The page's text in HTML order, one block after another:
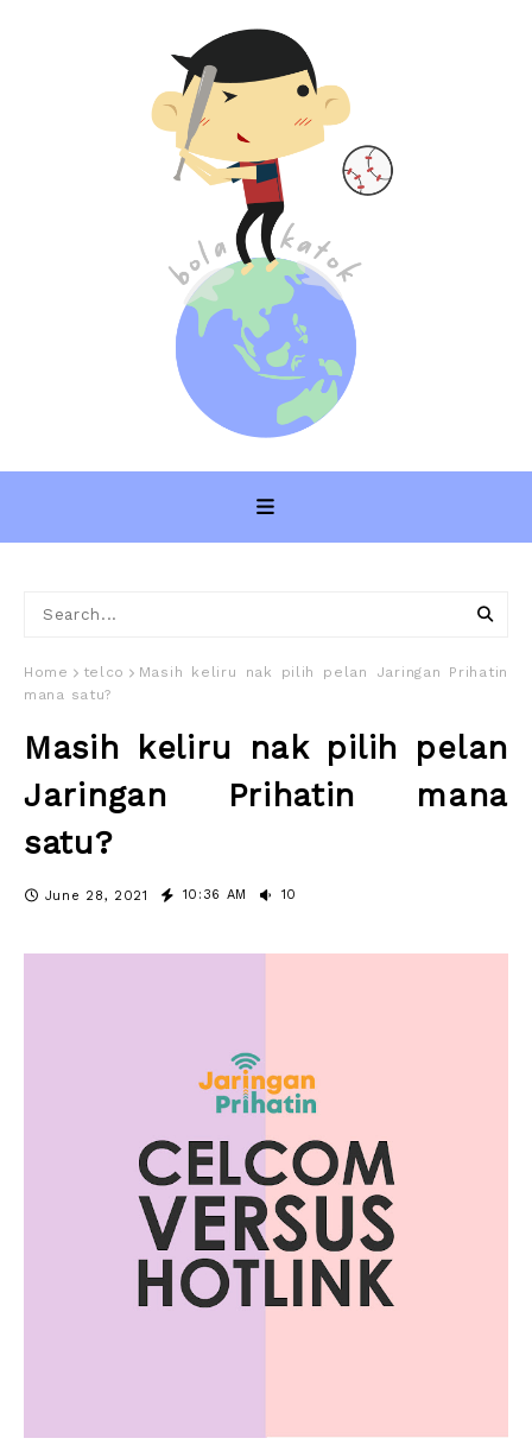
Home telco
Masih keliru nak pilih pelan Jaringan Prihatin
mana satu?
Masih keliru nak pilih pelan
Jaringan Prihatin mana
satu?
June 28, 2021 10:36 AM 10